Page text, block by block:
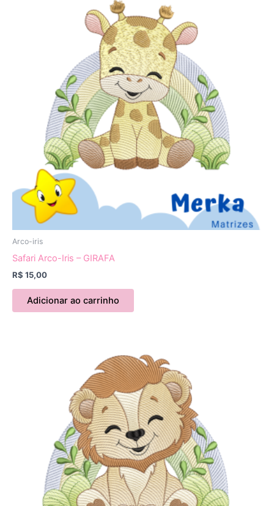
Arco-iris
Safari Arco-Iris – GIRAFA
R$ 15,00
Adicionar ao carrinho